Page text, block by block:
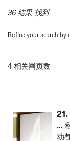
36 结果 找到
Refine your search by
4 相关网页数
21.
...
动